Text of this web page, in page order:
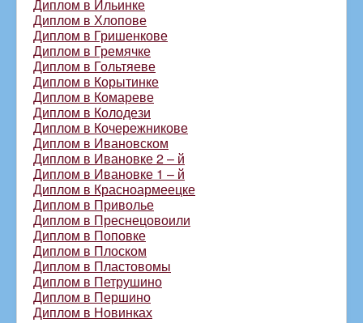
Диплом в Ильинке
Диплом в Хлопове
Диплом в Гришенкове
Диплом в Гремячке
Диплом в Гольтяеве
Диплом в Корытинке
Диплом в Комареве
Диплом в Колодези
Диплом в Кочережникове
Диплом в Ивановском
Диплом в Ивановке 2 – й
Диплом в Ивановке 1 – й
Диплом в Красноармеецке
Диплом в Приволье
Диплом в Преснецовоили
Диплом в Поповке
Диплом в Плоском
Диплом в Пластовомы
Диплом в Петрушино
Диплом в Першино
Диплом в Новинках